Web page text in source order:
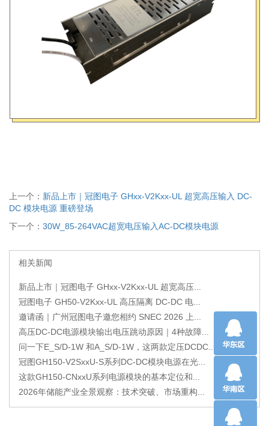
上一个： 新品上市｜冠图电子 GHxx-V2Kxx-UL 超宽高压输入 DC-
DC 模块电源 重磅登场
下一个： 30W_85-264VAC超宽电压输入AC-DC模块电源
相关新闻
新品上市｜冠图电子 GHxx-V2Kxx-UL 超宽高压...
冠图电子 GH50-V2Kxx-UL 高压隔离 DC-DC 电...
邀请函｜广州冠图电子邀您相约 SNEC 2026 上...
高压DC-DC电源模块输出电压跳动原因｜4种故障...
问一下E_S/D-1W 和A_S/D-1W，这两款定压DCDC...
冠图GH150-V2SxxU-S系列DC-DC模块电源在光...
这款GH150-CNxxU系列电源模块的基本定位和...
2026年储能产业全景观察：技术突破、市场重构...